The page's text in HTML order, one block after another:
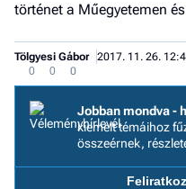
történet a Műegyetemen
Tölgyesi Gábor
2017. 11. 26.
0
0 0
Jobban mondva -
kiemelt témáihoz
összeérnek,